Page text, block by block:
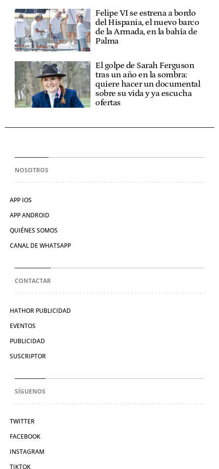
Felipe VI se estrena a bordo
del Hispania, el nuevo barco
de la Armada, en la bahía de
Palma
El golpe de Sarah Ferguson
tras un año en la sombra:
quiere hacer un documental
sobre su vida y ya escucha
ofertas
NOSOTROS
APP IOS
APP ANDROID
QUIÉNES SOMOS
CANAL DE WHATSAPP
CONTACTAR
HATHOR PUBLICIDAD
EVENTOS
PUBLICIDAD
SUSCRIPTOR
SÍGUENOS
TWITTER
FACEBOOK
INSTAGRAM
TIKTOK